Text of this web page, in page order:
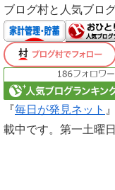
ブログ村と人気ブロ
『毎日が発見ネット
載中です。第一土曜